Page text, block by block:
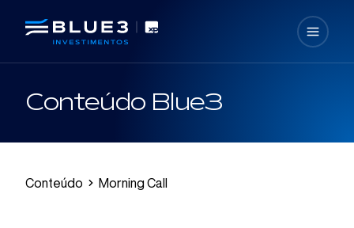
Conteúdo Blue3
Conteúdo Morning Call